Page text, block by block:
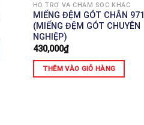
HỖ TRỢ VÀ CHĂM SÓC KHÁC
MIẾNG ĐỆM GÓT CHÂN 971
(MIẾNG ĐỆM GÓT CHUYÊN
NGHIỆP)
430,000₫
THÊM VÀO GIỎ HÀNG